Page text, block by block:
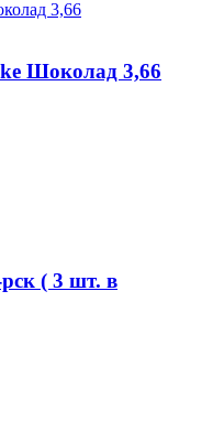
Шоколад 3,66
( 3 шт. в